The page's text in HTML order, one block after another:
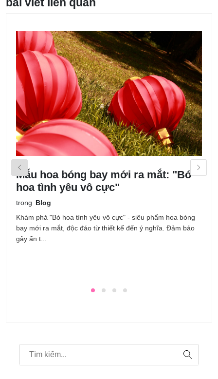
Mẫu hoa bóng bay mới ra mắt: "Bó
hoa tình yêu vô cực"
trong Blog
Khám phá "Bó hoa tình yêu vô cực" - siêu phẩm hoa bóng
bay mới ra mắt, độc đáo từ thiết kế đến ý nghĩa. Đảm bảo
gây ấn t...